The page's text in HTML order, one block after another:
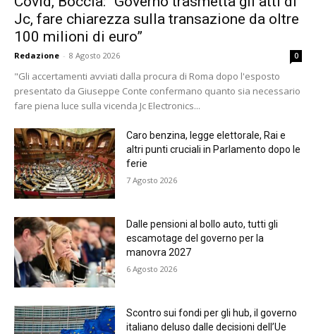
Jc, fare chiarezza sulla transazione da oltre
100 milioni di euro”
Redazione - 8 Agosto 2026 0
"Gli accertamenti avviati dalla procura di Roma dopo l'esposto
presentato da Giuseppe Conte confermano quanto sia necessario
fare piena luce sulla vicenda Jc Electronics...
Caro benzina, legge elettorale, Rai e
altri punti cruciali in Parlamento dopo le
ferie
7 Agosto 2026
Dalle pensioni al bollo auto, tutti gli
escamotage del governo per la
manovra 2027
6 Agosto 2026
Scontro sui fondi per gli hub, il governo
italiano deluso dalle decisioni dell’Ue